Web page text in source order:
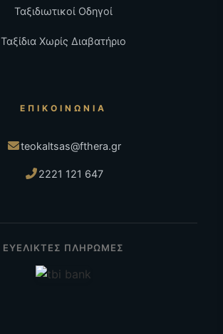
Ταξιδιωτικοί Οδηγοί
Ταξίδια Χωρίς Διαβατήριο
ΕΠΙΚΟΙΝΩΝΊΑ
teokaltsas@fthera.gr
2221 121 647
ΕΥΕΛΙΚΤΕΣ ΠΛΗΡΩΜΕΣ